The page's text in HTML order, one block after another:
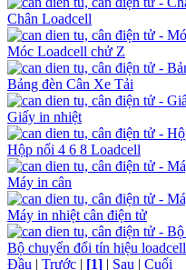
Chân Loadcell
Móc Loadcell chử Z
Bảng đèn Cân Xe Tải
Giấy in nhiệt
Hộp nối 4 6 8 Loadcell
Máy in cân
Máy in nhiệt cân điện tử
Bộ chuyển đổi tín hiệu loadcell
Đầu | Trước | [1] | Sau | Cuối